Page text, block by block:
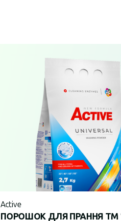
Active
ПОРОШОК ДЛЯ ПРАННЯ ТМ